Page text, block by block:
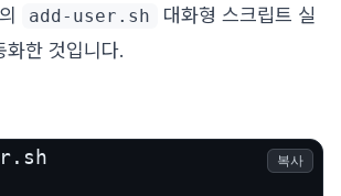
add-user.sh
대화형 스크립트 실
한 것입니다.
복사